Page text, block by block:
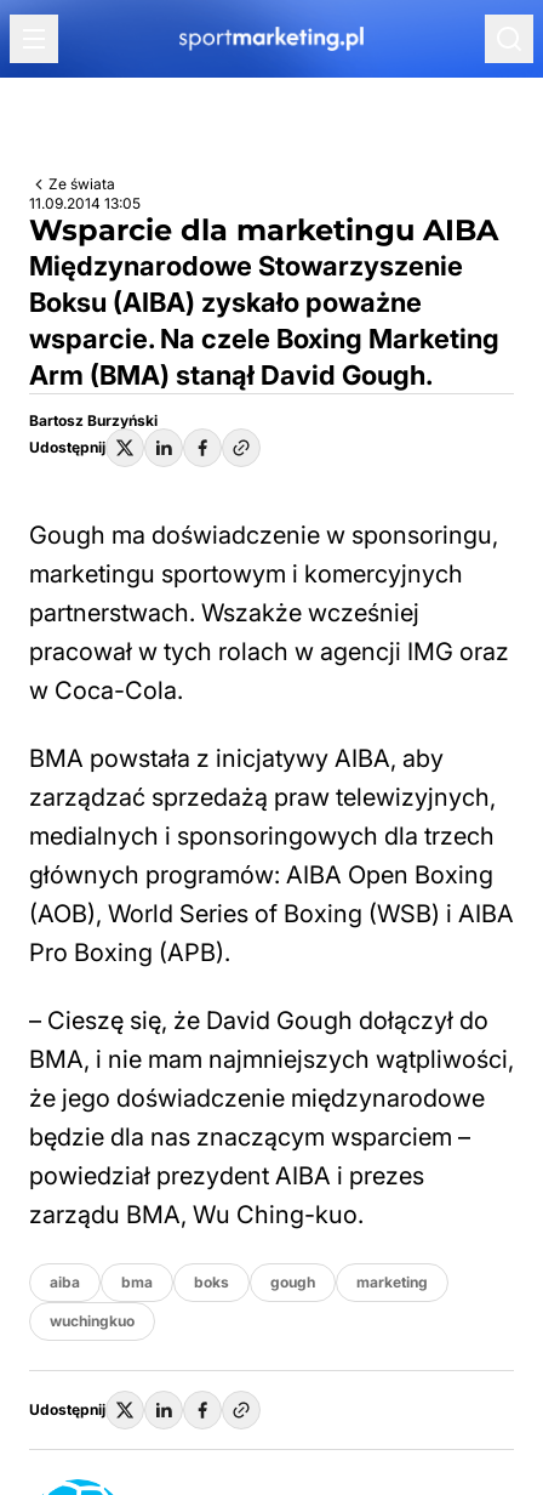
Przejdź do treści
Ze świata
11.09.2014 13:05
Wsparcie dla marketingu AIBA
Międzynarodowe Stowarzyszenie
Boksu (AIBA) zyskało poważne
wsparcie. Na czele Boxing Marketing
Arm (BMA) stanął David Gough.
Bartosz Burzyński
Udostępnij
Gough ma doświadczenie w sponsoringu,
marketingu sportowym i komercyjnych
partnerstwach. Wszakże wcześniej
pracował w tych rolach w agencji IMG oraz
w Coca-Cola.
BMA powstała z inicjatywy AIBA, aby
zarządzać sprzedażą praw telewizyjnych,
medialnych i sponsoringowych dla trzech
głównych programów: AIBA Open Boxing
(AOB), World Series of Boxing (WSB) i AIBA
Pro Boxing (APB).
– Cieszę się, że David Gough dołączył do
BMA, i nie mam najmniejszych wątpliwości,
że jego doświadczenie międzynarodowe
będzie dla nas znaczącym wsparciem –
powiedział prezydent AIBA i prezes
zarządu BMA, Wu Ching-kuo.
aiba bma boks gough marketing
wuchingkuo
Udostępnij